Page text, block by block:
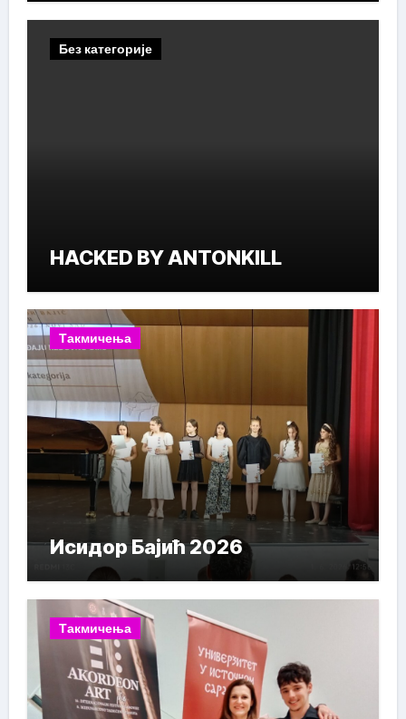
Без категорије
HACKED BY ANTONKILL
Такмичења
Исидор Бајић 2026
Такмичења